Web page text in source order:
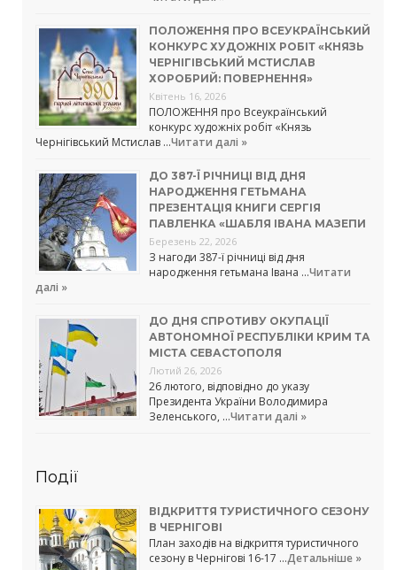
ПОЛОЖЕННЯ ПРО ВСЕУКРАЇНСЬКИЙ
КОНКУРС ХУДОЖНІХ РОБІТ «КНЯЗЬ
ЧЕРНІГІВСЬКИЙ МСТИСЛАВ
ХОРОБРИЙ: ПОВЕРНЕННЯ»
Квітень 16, 2026
ПОЛОЖЕННЯ про Всеукраїнський
конкурс художніх робіт «Князь
Чернігівський Мстислав …Читати далі »
ДО 387-Ї РІЧНИЦІ ВІД ДНЯ
НАРОДЖЕННЯ ГЕТЬМАНА
ПРЕЗЕНТАЦІЯ КНИГИ СЕРГІЯ
ПАВЛЕНКА «ШАБЛЯ ІВАНА МАЗЕПИ
Березень 22, 2026
З нагоди 387-ї річниці від дня
народження гетьмана Івана …Читати
далі »
ДО ДНЯ СПРОТИВУ ОКУПАЦІЇ
АВТОНОМНОЇ РЕСПУБЛІКИ КРИМ ТА
МІСТА СЕВАСТОПОЛЯ
Лютий 26, 2026
26 лютого, відповідно до указу
Президента України Володимира
Зеленського, …Читати далі »
Події
ВІДКРИТТЯ ТУРИСТИЧНОГО СЕЗОНУ
В ЧЕРНІГОВІ
План заходів на відкриття туристичного
сезону в Чернігові 16-17 …Детальніше »